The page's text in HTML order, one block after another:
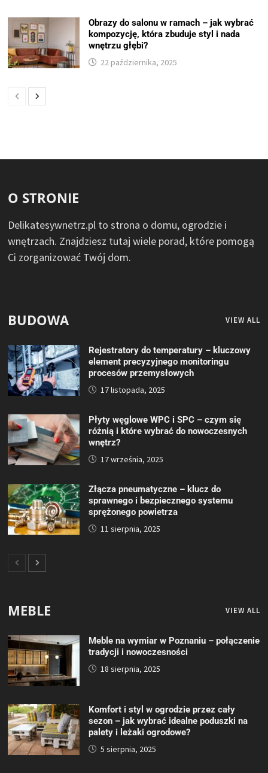
Obrazy do salonu w ramach – jak wybrać
kompozycję, która zbuduje styl i nada
wnętrzu głębi?
22 października, 2025
O STRONIE
Delikatesywnetrz.pl to strona o domu, ogrodzie i
wnętrzach. Znajdziesz tutaj wiele porad, które pomogą
Ci zorganizować Twój dom.
BUDOWA VIEW ALL
Rejestratory do temperatury – kluczowy
element precyzyjnego monitoringu
procesów przemysłowych
17 listopada, 2025
Płyty węglowe WPC i SPC – czym się
różnią i które wybrać do nowoczesnych
wnętrz?
17 września, 2025
Złącza pneumatyczne – klucz do
sprawnego i bezpiecznego systemu
sprężonego powietrza
11 sierpnia, 2025
MEBLE VIEW ALL
Meble na wymiar w Poznaniu – połączenie
tradycji i nowoczesności
18 sierpnia, 2025
Komfort i styl w ogrodzie przez cały
sezon – jak wybrać idealne poduszki na
palety i leżaki ogrodowe?
5 sierpnia, 2025